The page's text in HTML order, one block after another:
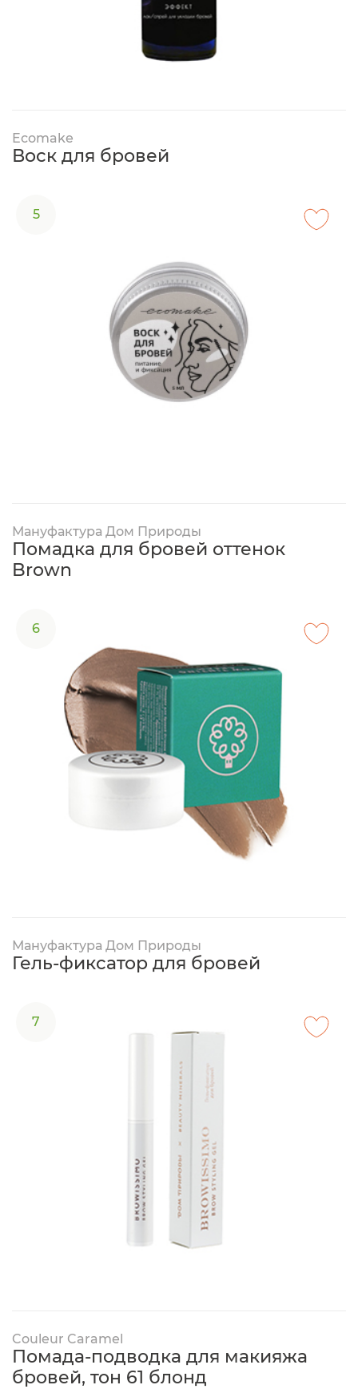
Ecomake
Воск для бровей
5
Мануфактура Дом Природы
Помадка для бровей оттенок
Brown
6
Мануфактура Дом Природы
Гель-фиксатор для бровей
7
Couleur Caramel
Помада-подводка для макияжа
бровей, тон 61 блонд